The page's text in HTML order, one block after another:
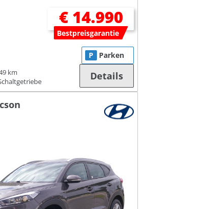
€ 14.990
Bestpreisgarantie
km
P Parken
Details